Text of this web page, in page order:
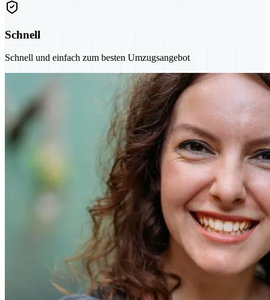
Schnell
Schnell und einfach zum besten Umzugsangebot